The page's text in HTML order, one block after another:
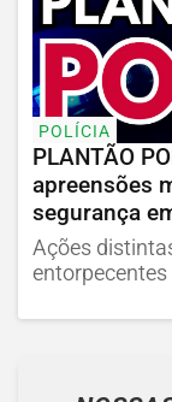
POLÍCIA
PLANTÃO
apreensões
segurança
Ações